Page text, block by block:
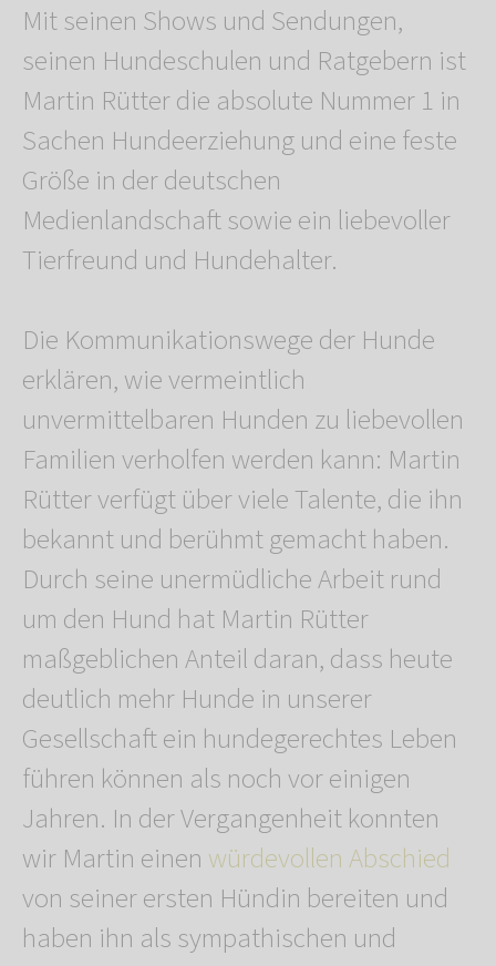
Mit seinen Shows und Sendungen,
seinen Hundeschulen und Ratgebern ist
Martin Rütter die absolute Nummer 1 in
Sachen Hundeerziehung und eine feste
Größe in der deutschen
Medienlandschaft sowie ein liebevoller
Tierfreund und Hundehalter.
Die Kommunikationswege der Hunde
erklären, wie vermeintlich
unvermittelbaren Hunden zu liebevollen
Familien verholfen werden kann: Martin
Rütter verfügt über viele Talente, die ihn
bekannt und berühmt gemacht haben.
Durch seine unermüdliche Arbeit rund
um den Hund hat Martin Rütter
maßgeblichen Anteil daran, dass heute
deutlich mehr Hunde in unserer
Gesellschaft ein hundegerechtes Leben
führen können als noch vor einigen
Jahren. In der Vergangenheit konnten
wir Martin einen würdevollen Abschied
von seiner ersten Hündin bereiten und
haben ihn als sympathischen und